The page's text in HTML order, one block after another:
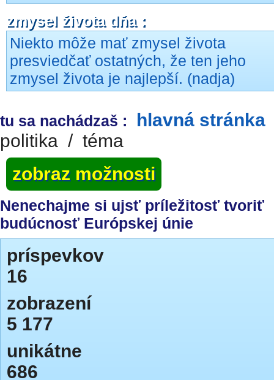
zmysel života dňa :
Niekto môže mať zmysel života
presviedčať ostatných, že ten jeho
zmysel života je najlepší. (nadja)
tu sa nachádzaš : hlavná stránka
politika / téma
zobraz možnosti
Nenechajme si ujsť príležitosť tvoriť
budúcnosť Európskej únie
príspevkov
16
zobrazení
5 177
unikátne
686